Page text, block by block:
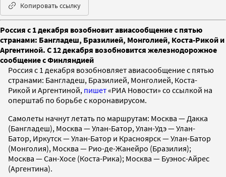
Копировать ссылку
Россия с 1 декабря возобновит авиасообщение с пятью
странами: Бангладеш, Бразилией, Монголией, Коста-Рикой и
Аргентиной. С 12 декабря возобновится железнодорожное
сообщение с Финляндией
Россия с 1 декабря возобновляет авиасообщение с пятью
странами: Бангладеш, Бразилией, Монголией, Коста-
Рикой и Аргентиной, пишет«РИА Новости» со ссылкой на
оперштаб по борьбе с коронавирусом.
Самолеты начнут летать по маршрутам: Москва — Дакка
(Бангладеш), Москва — Улан-Батор, Улан-Удэ — Улан-
Батор, Иркутск — Улан-Батор и Красноярск — Улан-Батор
(Монголия), Москва — Рио-де-Жанейро (Бразилия);
Москва — Сан-Хосе (Коста-Рика); Москва — Буэнос-Айрес
(Аргентина).